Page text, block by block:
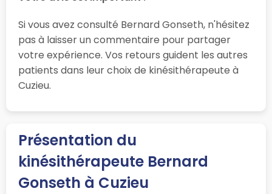
Si vous avez consulté Bernard Gonseth, n'hésitez
pas à laisser un commentaire pour partager
votre expérience. Vos retours guident les autres
patients dans leur choix de kinésithérapeute à
Cuzieu.
Présentation du
kinésithérapeute Bernard
Gonseth à Cuzieu